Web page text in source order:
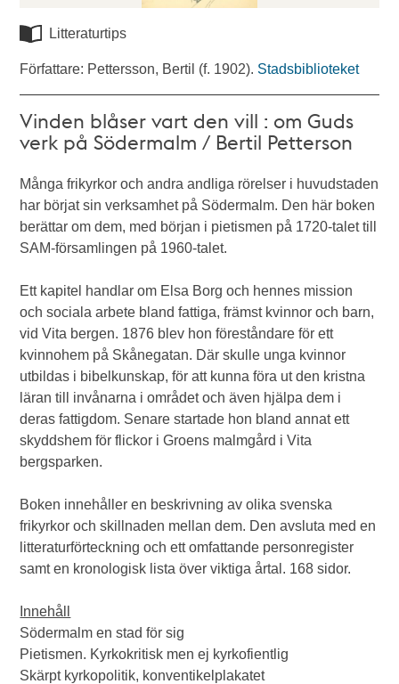
Litteraturtips
Författare: Pettersson, Bertil (f. 1902). Stadsbiblioteket
Vinden blåser vart den vill : om Guds
verk på Södermalm / Bertil Petterson
Många frikyrkor och andra andliga rörelser i huvudstaden
har börjat sin verksamhet på Södermalm. Den här boken
berättar om dem, med början i pietismen på 1720-talet till
SAM-församlingen på 1960-talet.
Ett kapitel handlar om Elsa Borg och hennes mission
och sociala arbete bland fattiga, främst kvinnor och barn,
vid Vita bergen. 1876 blev hon föreståndare för ett
kvinnohem på Skånegatan. Där skulle unga kvinnor
utbildas i bibelkunskap, för att kunna föra ut den kristna
läran till invånarna i området och även hjälpa dem i
deras fattigdom. Senare startade hon bland annat ett
skyddshem för flickor i Groens malmgård i Vita
bergsparken.
Boken innehåller en beskrivning av olika svenska
frikyrkor och skillnaden mellan dem. Den avsluta med en
litteraturförteckning och ett omfattande personregister
samt en kronologisk lista över viktiga årtal. 168 sidor.
Innehåll
Södermalm en stad för sig
Pietismen. Kyrkokritisk men ej kyrkofientlig
Skärpt kyrkopolitik, konventikelplakatet